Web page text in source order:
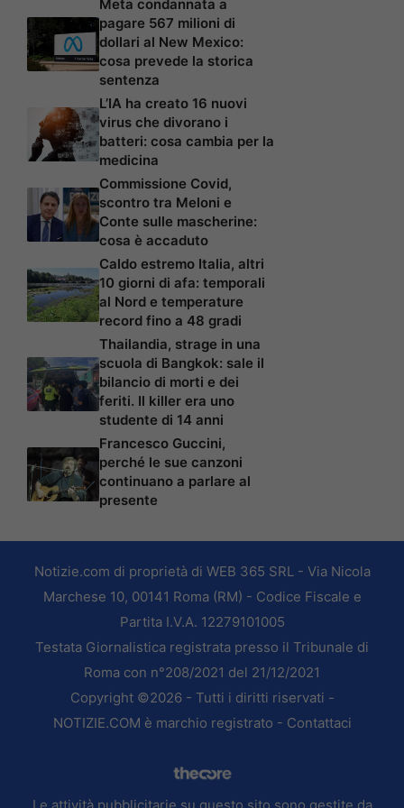
Meta condannata a
pagare 567 milioni di
dollari al New Mexico:
cosa prevede la storica
sentenza
L’IA ha creato 16 nuovi
virus che divorano i
batteri: cosa cambia per la
medicina
Commissione Covid,
scontro tra Meloni e
Conte sulle mascherine:
cosa è accaduto
Caldo estremo Italia, altri
10 giorni di afa: temporali
al Nord e temperature
record fino a 48 gradi
Thailandia, strage in una
scuola di Bangkok: sale il
bilancio di morti e dei
feriti. Il killer era uno
studente di 14 anni
Francesco Guccini,
perché le sue canzoni
continuano a parlare al
presente
Notizie.com di proprietà di WEB 365 SRL - Via Nicola
Marchese 10, 00141 Roma (RM) - Codice Fiscale e
Partita I.V.A. 12279101005
Testata Giornalistica registrata presso il Tribunale di
Roma con n°208/2021 del 21/12/2021
Copyright ©2026 - Tutti i diritti riservati -
NOTIZIE.COM è marchio registrato - Contattaci